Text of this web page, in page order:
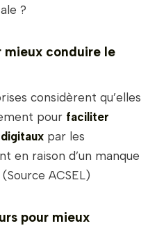
?
mieux conduire le
considèrent qu’elles
pour faciliter
par les
en raison d’un manque
ACSEL)
pour mieux